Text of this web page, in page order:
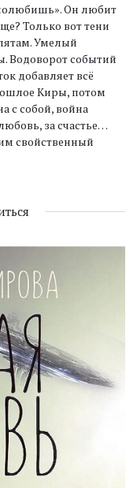
Он любит
Только вот тени
Умелый
Водоворот событий
добавляет всё
Киры, потом
с собой, война
за счастье…
свойственный